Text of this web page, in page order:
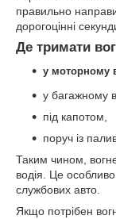
правильно
дорогоцінні
Де тримати
у моторному
у багажному
під капотом,
поруч із
Таким чином,
водія. Це
службових авто.
Якщо потрібен